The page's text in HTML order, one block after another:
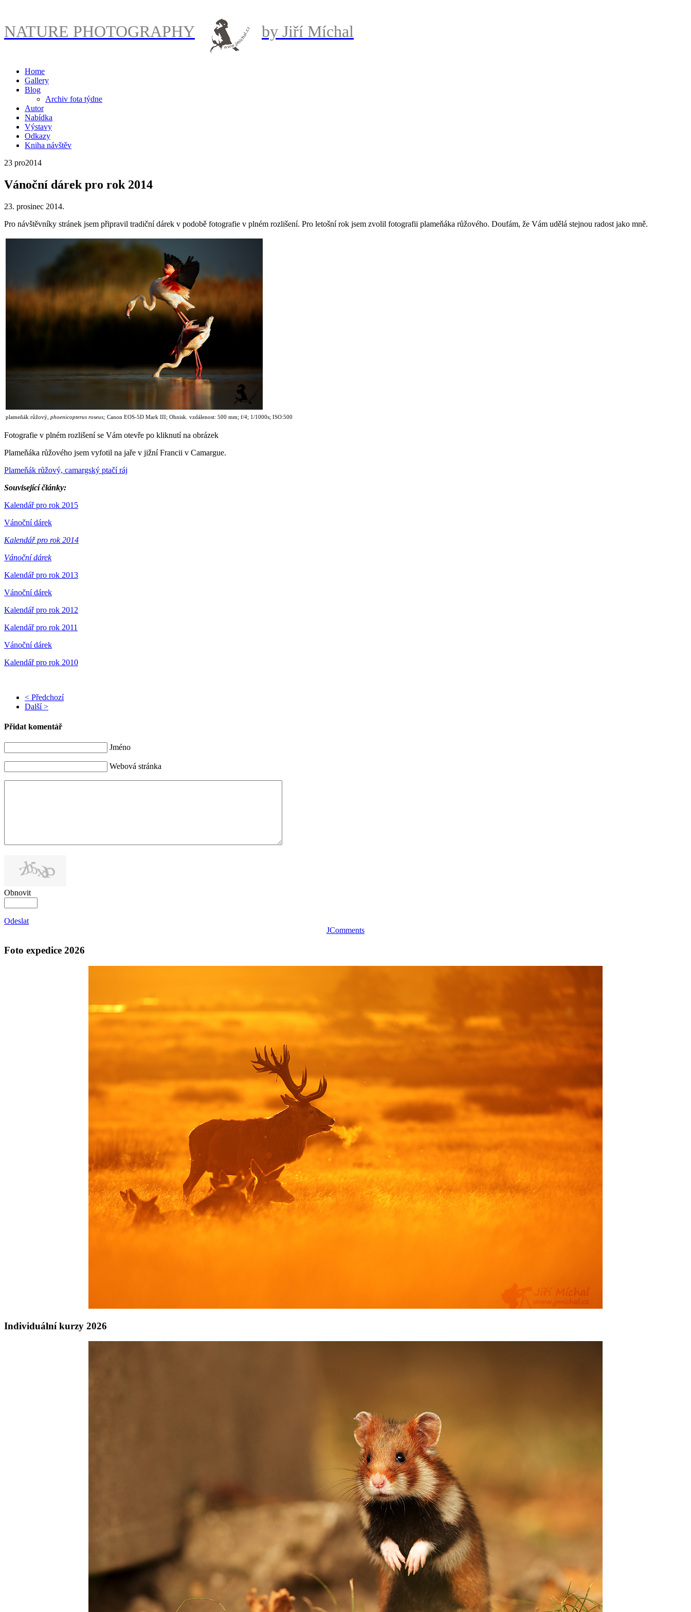
NATURE PHOTOGRAPHY by Jiří Míchal
Home
Gallery
Blog
Archiv fota týdne
Autor
Nabídka
Výstavy
Odkazy
Kniha návštěv
23 pro2014
Vánoční dárek pro rok 2014
23. prosinec 2014.
Pro návštěvníky stránek jsem připravil tradiční dárek v podobě fotografie v plném rozlišení. Pro letošní rok jsem zvolil fotografii plameňáka růžového. Doufám, že Vám udělá stejnou radost jako mně.
plameňák růžový , phoenicopterus roseus; Canon EOS-5D Mark III; Ohnisk. vzdálenost: 500 mm; f/4; 1/1000s; ISO:500
Fotografie v plném rozlišení se Vám otevře po kliknutí na obrázek
Plameňáka růžového jsem vyfotil na jaře v jižní Francii v Camargue.
Plameňák růžový, camargský ptačí ráj
Související články:
Kalendář pro rok 2015
Vánoční dárek
Kalendář pro rok 2014
Vánoční dárek
Kalendář pro rok 2013
Vánoční dárek
Kalendář pro rok 2012
Kalendář pro rok 2011
Vánoční dárek
Kalendář pro rok 2010
< Předchozí
Další >
Přidat komentář
Jméno
Webová stránka
Obnovit
Odeslat
JComments
Foto expedice 2026
Individuální kurzy 2026